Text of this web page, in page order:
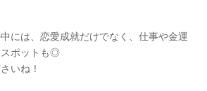
には、恋愛成就だけでなく、仕事や金運
スポットも◎
いね！